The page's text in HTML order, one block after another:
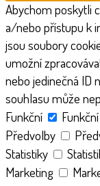
Abychom poskytli
a/nebo přístupu k
jsou soubory
umožní
nebo jedinečná ID
souhlasu může
Funkční
Funkční
Předvolby
Statistiky
Marketing